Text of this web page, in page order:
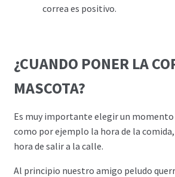
correa es positivo.
¿CUANDO PONER LA
MASCOTA?
Es muy importante elegir un momento
como por ejemplo la hora de la
hora de salir a la calle.
Al principio nuestro amigo peludo